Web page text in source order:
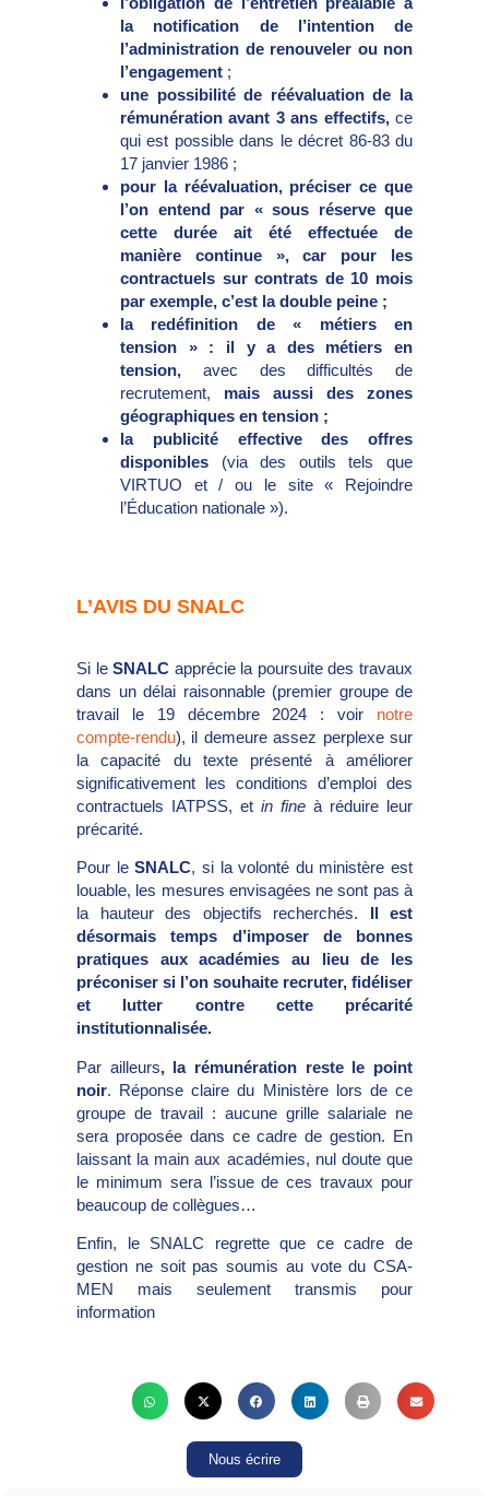
la notification de l’intention de
l’administration de renouveler ou non
l’engagement ;
une possibilité de réévaluation de la
rémunération avant 3 ans effectifs, ce
qui est possible dans le décret 86-83 du
17 janvier 1986 ;
pour la réévaluation, préciser ce que
l’on entend par « sous réserve que
cette durée ait été effectuée de
manière continue », car pour les
contractuels sur contrats de 10 mois
par exemple, c’est la double peine ;
la redéfinition de « métiers en
tension » : il y a des métiers en
tension, avec des difficultés de
recrutement, mais aussi des zones
géographiques en tension ;
la publicité effective des offres
disponibles (via des outils tels que
VIRTUO et / ou le site « Rejoindre
l’Éducation nationale »).
L’AVIS DU SNALC
Si leSNALC apprécie la poursuite des travaux
dans un délai raisonnable (premier groupe de
travail le 19 décembre 2024 : voir notre
compte-rendu), il demeure assez perplexe sur
la capacité du texte présenté à améliorer
significativement les conditions d’emploi des
contractuels IATPSS, et in fine à réduire leur
précarité.
Pour leSNALC, si la volonté du ministère est
louable, les mesures envisagées ne sont pas à
la hauteur des objectifs recherchés. Il est
désormais temps d’imposer de bonnes
pratiques aux académies au lieu de les
préconiser si l’on souhaite recruter, fidéliser
et lutter contre cette précarité
institutionnalisée.
Par ailleurs, la rémunération reste le point
noir. Réponse claire du Ministère lors de ce
groupe de travail : aucune grille salariale ne
sera proposée dans ce cadre de gestion. En
laissant la main aux académies, nul doute que
le minimum sera l’issue de ces travaux pour
beaucoup de collègues…
Enfin, le SNALC regrette que ce cadre de
gestion ne soit pas soumis au vote du CSA-
MEN mais seulement transmis pour
information
Nous écrire